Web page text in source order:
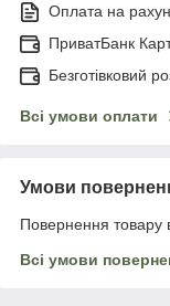
Оплата на
ПриватБанк
Безготівковий
Всі умови оплати
Умови
Повернення товару
Всі умови